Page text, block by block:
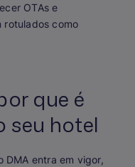
OTAs e
rotulados como
que é
seu hotel
DMA entra em vigor,